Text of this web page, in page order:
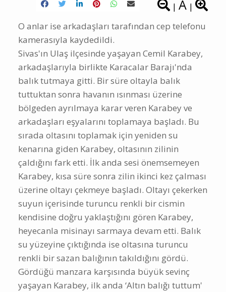
| A |
O anlar ise arkadaşları tarafından cep telefonu
kamerasıyla kaydedildi.
Sivas'ın Ulaş ilçesinde yaşayan Cemil Karabey,
arkadaşlarıyla birlikte Karacalar Barajı'nda
balık tutmaya gitti. Bir süre oltayla balık
tuttuktan sonra havanın ısınması üzerine
bölgeden ayrılmaya karar veren Karabey ve
arkadaşları eşyalarını toplamaya başladı. Bu
sırada oltasını toplamak için yeniden su
kenarına giden Karabey, oltasının zilinin
çaldığını fark etti. İlk anda sesi önemsemeyen
Karabey, kısa süre sonra zilin ikinci kez çalması
üzerine oltayı çekmeye başladı. Oltayı çekerken
suyun içerisinde turuncu renkli bir cismin
kendisine doğru yaklaştığını gören Karabey,
heyecanla misinayı sarmaya devam etti. Balık
su yüzeyine çıktığında ise oltasına turuncu
renkli bir sazan balığının takıldığını gördü.
Gördüğü manzara karşısında büyük sevinç
yaşayan Karabey, ilk anda ‘Altın balığı tuttum'